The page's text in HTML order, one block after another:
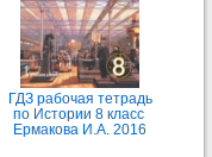
ГДЗ рабочая тетрадь
по Истории 8 класс
Ермакова И.А. 2016